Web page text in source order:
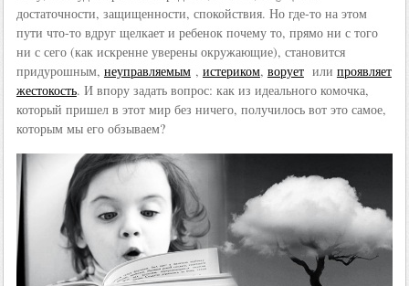
достаточности, защищенности, спокойствия. Но где-то на этом
пути что-то вдруг щелкает и ребенок почему то, прямо ни с того
ни с сего (как искренне уверены окружающие), становится
придурошным, неуправляемым, истериком, воруетили проявляет
жестокость. И впору задать вопрос: как из идеального комочка,
который пришел в этот мир без ничего, получилось вот это самое,
которым мы его обзываем?